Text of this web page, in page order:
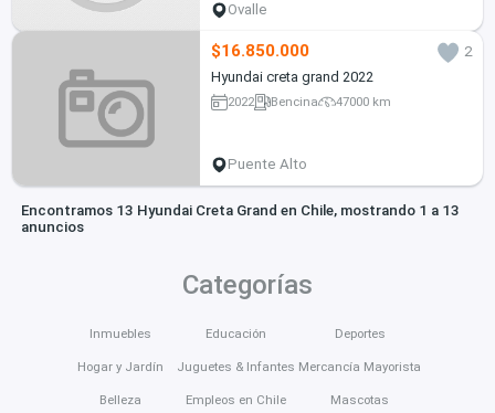
Ovalle
$16.850.000
2
Hyundai creta grand 2022
2022 Bencina 47000 km
Puente Alto
Encontramos 13 Hyundai Creta Grand en Chile, mostrando 1 a 13
anuncios
Categorías
Inmuebles
Hogar y Jardín
Belleza
Educación
Juguetes & Infantes
Empleos en Chile
Deportes
Mercancía Mayorista
Mascotas